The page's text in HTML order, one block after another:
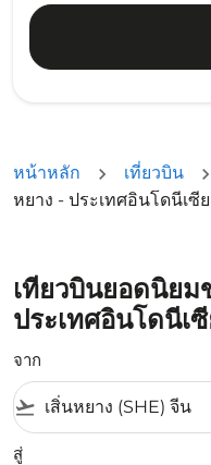
หน้าหลัก เที่ยวบิน
หยาง - ประเทศอินโดนีเซีย
เที่ยวบินยอดนิยม
ประเทศอินโดนีเ
จาก
flight_takeoff
สู่